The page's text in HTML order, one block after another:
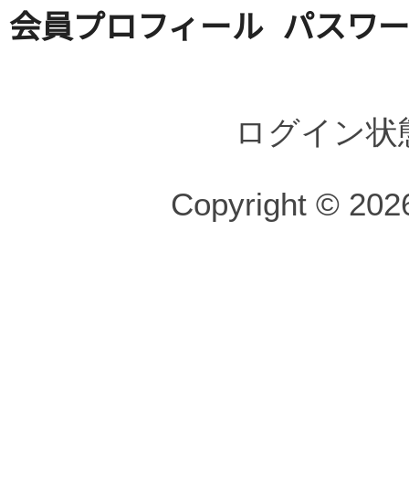
会員プロフィール パスワ
ログイン
Copyright ©